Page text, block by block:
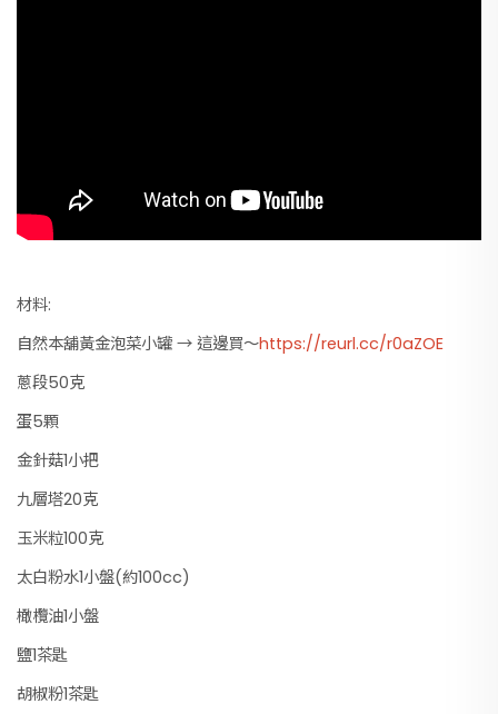
材料:
自然本舖黃金泡菜小罐 → 這邊買～https://reurl.cc/r0aZOE
蔥段50克
蛋5顆
金針菇1小把
九層塔20克
玉米粒100克
太白粉水1小盤(約100cc)
橄欖油1小盤
鹽1茶匙
胡椒粉1茶匙